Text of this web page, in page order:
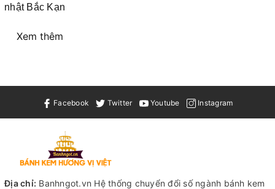
nhật Bắc Kạn
Xem thêm
Facebook Twitter Youtube Instagram
Địa chỉ: Banhngot.vn Hệ thống chuyển đổi số ngành bánh kem